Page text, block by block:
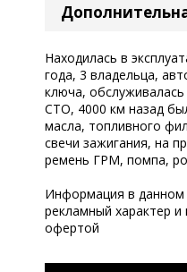
Находилась в
года, 3 владельца,
ключа,
СТО, 4000 км назад
масла, топливного
свечи зажигания, на
ремень ГРМ, помпа,
Информация в данном
рекламный характер и
офертой